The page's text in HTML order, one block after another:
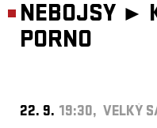
NEBOJSY ►
PORNO
22. 9. 19:30, VELKÝ